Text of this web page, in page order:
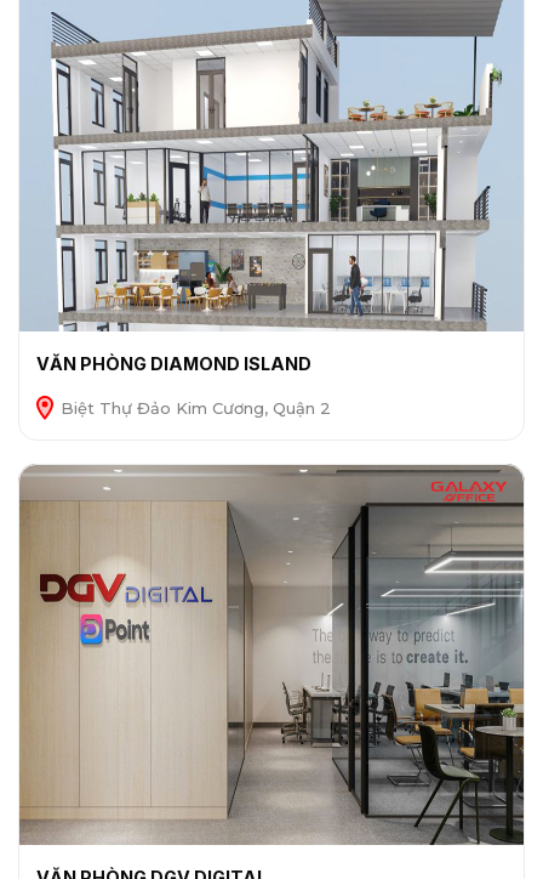
VĂN PHÒNG DIAMOND ISLAND
Biệt Thự Đảo Kim Cương, Quận 2